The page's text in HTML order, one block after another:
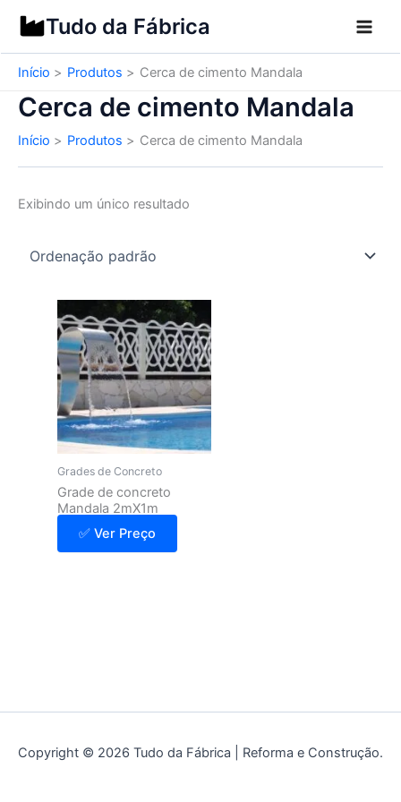
para
o
conteúdo
Tudo da Fábrica
Início Produtos Cerca de cimento Mandala
Cerca de cimento Mandala
Início Produtos Cerca de cimento Mandala
Exibindo um único resultado
Grades de Concreto
Grade de concreto
Mandala 2mX1m
✅ Ver Preço
Copyright © 2026 Tudo da Fábrica | Reforma e Construção.